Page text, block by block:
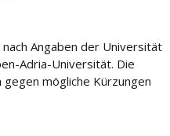
Angaben der Universität
Adria-Universität. Die
mögliche Kürzungen